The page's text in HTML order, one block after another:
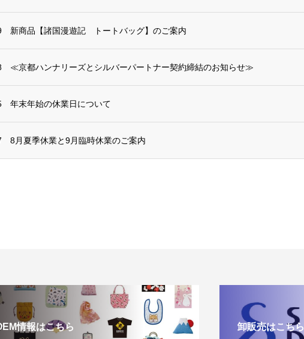
新商品【諸国漫遊記 トートバッグ】のご案内
≪京都ハンナリーズとシルバーパートナー契約締結のお知らせ≫
年末年始の休業日について
8月夏季休業と9月臨時休業のご案内
情報はこちら 卸販売はこちら